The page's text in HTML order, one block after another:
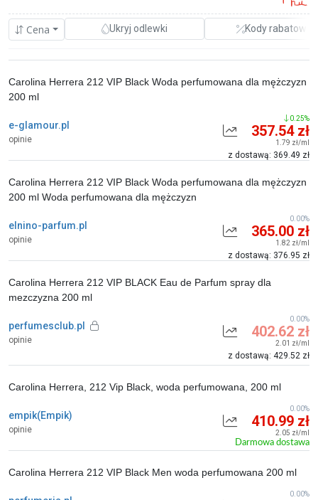
Cena Ukryj odlewki Kody rabatowe
e-glamour.pl
opinie
Carolina Herrera 212 VIP Black Woda perfumowana dla mężczyzn
200 ml
357.54 zł
1.79 zł/ml
z dostawą: 369.49 zł
0.25%
elnino-parfum.pl
opinie
Carolina Herrera 212 VIP Black Woda perfumowana dla mężczyzn
200 ml Woda perfumowana dla mężczyzn
365.00 zł
1.82 zł/ml
z dostawą: 376.95 zł
0.00%
perfumesclub.pl
opinie
Carolina Herrera 212 VIP BLACK Eau de Parfum spray dla
mezczyzna 200 ml
402.62 zł
2.01 zł/ml
z dostawą: 429.52 zł
0.00%
empik(Empik)
opinie
Carolina Herrera, 212 Vip Black, woda perfumowana, 200 ml
410.99 zł
2.05 zł/ml
Darmowa dostawa
0.00%
Carolina Herrera 212 VIP Black Men woda perfumowana 200 ml
0.00%